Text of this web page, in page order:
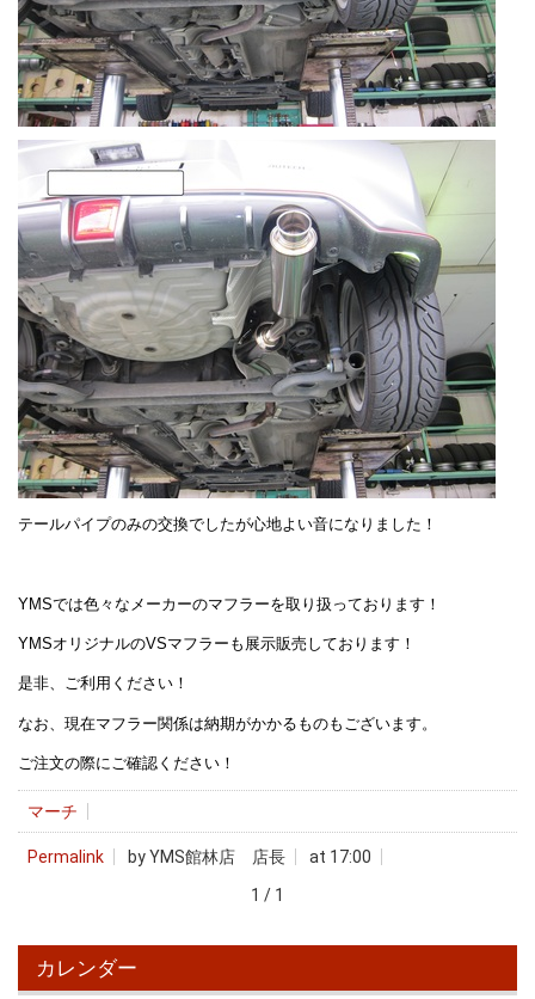
テールパイプのみの交換でしたが心地よい音になりました！
YMSでは色々なメーカーのマフラーを取り扱っております！
YMSオリジナルのVSマフラーも展示販売しております！
是非、ご利用ください！
なお、現在マフラー関係は納期がかかるものもございます。
ご注文の際にご確認ください！
マーチ
Permalink by YMS館林店 店長
at 17:00
1 / 1
カレンダー